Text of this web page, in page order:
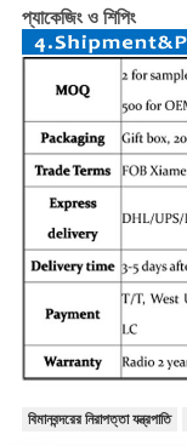
প্যাকেজিং ও শিপিং
বিমানবন্দরের নিরাপত্তা যন্ত্রপাতি